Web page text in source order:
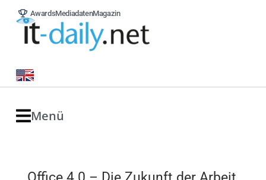
AwardsMediadatenMagazin
Menü